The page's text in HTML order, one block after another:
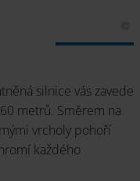
silnice vás zavede
metrů. Směrem na
vrcholy pohoří
každého